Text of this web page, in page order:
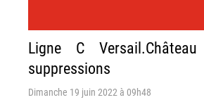
Ligne C
suppressions
Dimanche 19 juin 2022 à 09h48